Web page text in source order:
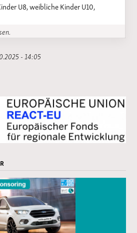
U8, weibliche Kinder U10,
- 14:05